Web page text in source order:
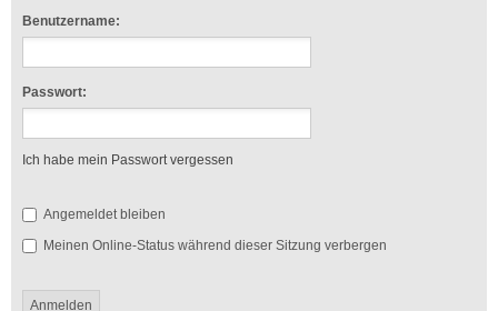
Benutzername:
Passwort:
Ich habe mein Passwort vergessen
Angemeldet bleiben
Meinen Online-Status während dieser Sitzung verbergen